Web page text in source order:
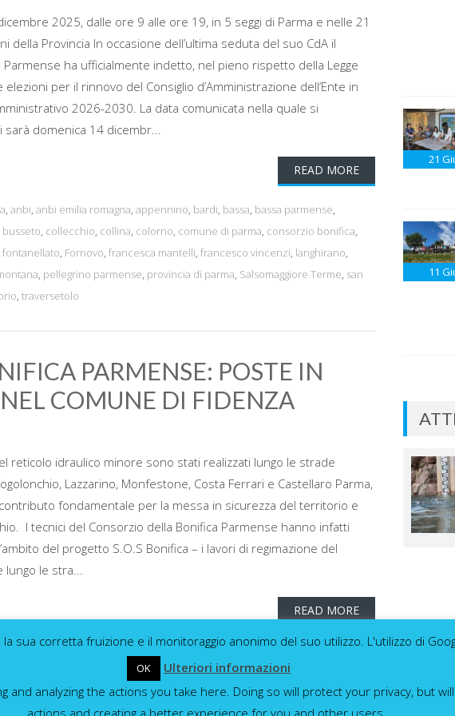
2025, dalle ore 9 alle ore 19, in 5 seggi di Parma e nelle 21
della Provincia In occasione dell’ultima seduta del suo CdA il
Parmense ha ufficialmente indetto, nel pieno rispetto della Legge
per il rinnovo del Consiglio d’Amministrazione dell’Ente in
2026-2030. La data comunicata nella quale si
sarà domenica 14 dicembr...
READ MORE
, anbi, anbi emilia romagna, appennino, bardi, bassa, bassa parmense,
busseto, collecchio, collina, colorno, comune di parma, consorzio bonifica,
fontanellato, Fornovo, francesca mantelli, francesco vincenzi, langhirano,
, pellegrino parmense, provincia di parma, Salsomaggiore Terme, san
, traversetolo
PARMENSE: POSTE IN
COMUNE DI FIDENZA
reticolo idraulico minore sono stati realizzati lungo le strade
Lazzarino, Monfestone, Costa Ferrari e Castellaro Parma,
fondamentale per la messa in sicurezza del territorio e
I tecnici del Consorzio della Bonifica Parmense hanno infatti
del progetto S.O.S Bonifica – i lavori di regimazione del
lungo le stra...
READ MORE
, canali,consorzio bonifica ,consorzio bonifica parmense ,fidenza
21
11
sua corretta fruizione e il monitoraggio anonimo del suo utilizzo. L'utilizzo di
OK
Ulteriori informazioni
and analyzing the actions you take here. Doing so will protect your privacy, but
actions and creating a better experience for you and other users.